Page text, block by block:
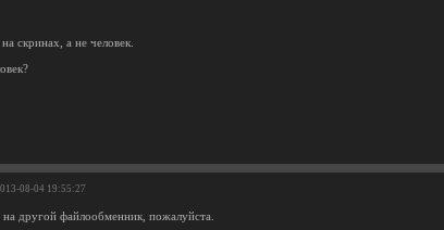
скринах, а не человек.
08-04 19:55:27
другой файлообменник, пожалуйста.